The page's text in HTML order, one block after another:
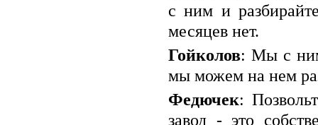
с ним и
месяцев нет.
Гойколов: Мы с
мы можем на нем
Федючек:
завод - это